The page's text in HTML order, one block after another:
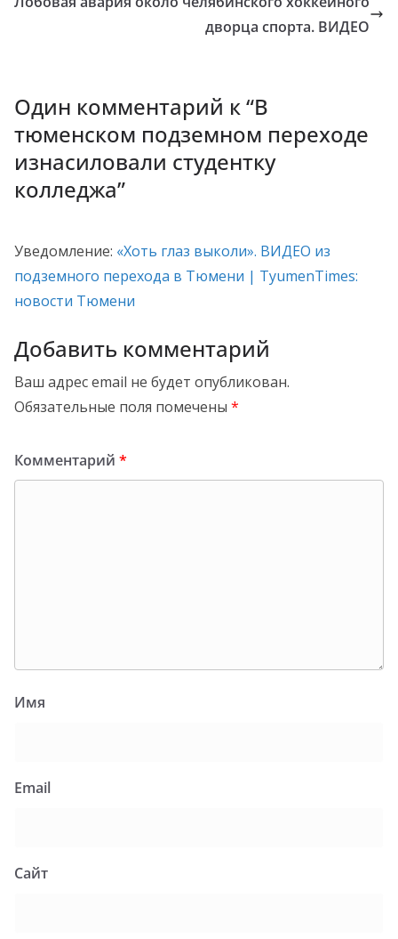
дворца спорта. ВИДЕО
Один комментарий к “В
тюменском подземном переходе
изнасиловали студентку
колледжа”
Уведомление: «Хоть глаз выколи». ВИДЕО из
подземного перехода в Тюмени | TyumenTimes:
новости Тюмени
Добавить комментарий
Ваш адрес email не будет опубликован.
Обязательные поля помечены *
Комментарий *
Имя
Email
Сайт